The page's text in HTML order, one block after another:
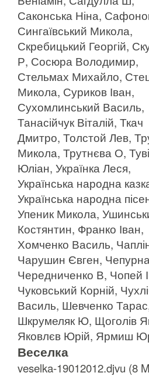
Саконська Ніна,
Сингаївський Микола,
Скребицький Георгій,
Р, Сосюра Володимир,
Стельмах Михайло,
Микола, Суриков Іван,
Сухомлинський Василь,
Танасійчук Віталій, Ткач
Дмитро, Толстой Лев,
Микола, Трутнєва О,
Юліан, Українка Леся,
Українська народна
Українська народна
Упеник Микола,
Костянтин, Франко Іван,
Хомченко Василь,
Чарушин Євген,
Чередниченко В, Чопей
Чуковський Корній,
Василь, Шевченко
Шкрумеляк Ю, Щоголів
Яковлєв Юрій, Ярмиш
Веселка
veselka-19012012.djvu (8